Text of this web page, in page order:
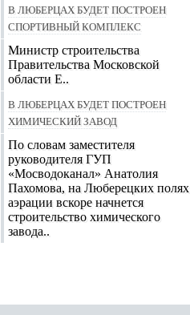
В Люберцах будет построен
спортивный комплекс
Министр строительства
Правительства Московской
области Е..
В Люберцах будет построен
химический завод
По словам заместителя
руководителя ГУП
«Мосводоканал» Анатолия
Пахомова, на Люберецких полях
аэрации вскоре начнется
строительство химического
завода..